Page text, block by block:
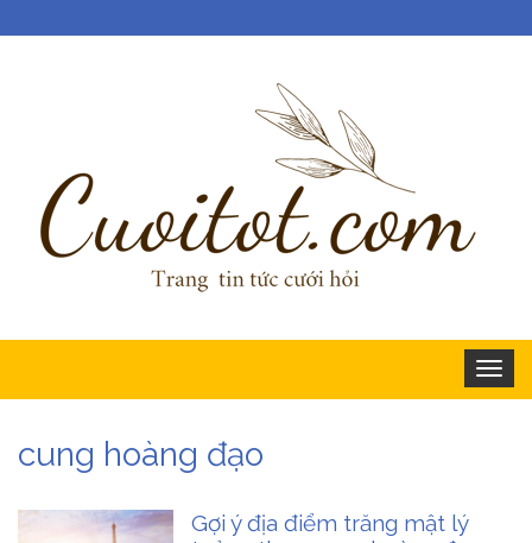
cung hoàng đạo
Gợi ý địa điểm trăng mật lý